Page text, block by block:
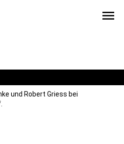
menu
und Robert Griess bei